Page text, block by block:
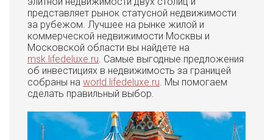
представляет рынок статусной недвижимости
за рубежом. Лучшее на рынке жилой и
коммерческой недвижимости Москвы и
Московской области вы найдете на
msk.lifedeluxe.ru. Самые выгодные предложения
об инвестициях в недвижимость за границей
собраны на world.lifedeluxe.ru. Мы помогаем
сделать правильный выбор.